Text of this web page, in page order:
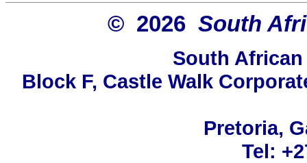
© 2026 South
South
Block F, Castle Walk
Pretoria,
Tel: